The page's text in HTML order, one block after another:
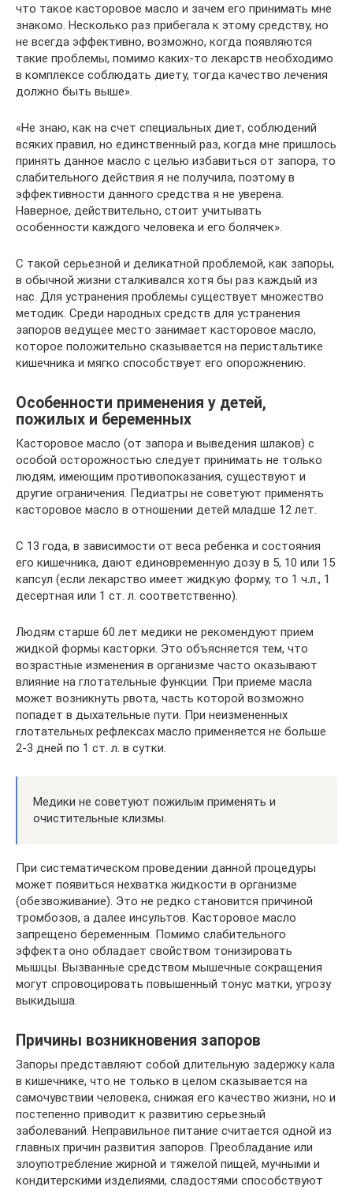
что такое касторовое масло и зачем его принимать мне
знакомо. Несколько раз прибегала к этому средству, но
не всегда эффективно, возможно, когда появляются
такие проблемы, помимо каких-то лекарств необходимо
в комплексе соблюдать диету, тогда качество лечения
должно быть выше».
«Не знаю, как на счет специальных диет, соблюдений
всяких правил, но единственный раз, когда мне пришлось
принять данное масло с целью избавиться от запора, то
слабительного действия я не получила, поэтому в
эффективности данного средства я не уверена.
Наверное, действительно, стоит учитывать
особенности каждого человека и его болячек».
С такой серьезной и деликатной проблемой, как запоры,
в обычной жизни сталкивался хотя бы раз каждый из
нас. Для устранения проблемы существует множество
методик. Среди народных средств для устранения
запоров ведущее место занимает касторовое масло,
которое положительно сказывается на перистальтике
кишечника и мягко способствует его опорожнению.
Особенности применения у детей,
пожилых и беременных
Касторовое масло (от запора и выведения шлаков) с
особой осторожностью следует принимать не только
людям, имеющим противопоказания, существуют и
другие ограничения. Педиатры не советуют применять
касторовое масло в отношении детей младше 12 лет.
С 13 года, в зависимости от веса ребенка и состояния
его кишечника, дают единовременную дозу в 5, 10 или 15
капсул (если лекарство имеет жидкую форму, то 1 ч.л., 1
десертная или 1 ст. л. соответственно).
Людям старше 60 лет медики не рекомендуют прием
жидкой формы касторки. Это объясняется тем, что
возрастные изменения в организме часто оказывают
влияние на глотательные функции. При приеме масла
может возникнуть рвота, часть которой возможно
попадет в дыхательные пути. При неизмененных
глотательных рефлексах масло применяется не больше
2-3 дней по 1 ст. л. в сутки.
Медики не советуют пожилым применять и
очистительные клизмы.
При систематическом проведении данной процедуры
может появиться нехватка жидкости в организме
(обезвоживание). Это не редко становится причиной
тромбозов, а далее инсультов. Касторовое масло
запрещено беременным. Помимо слабительного
эффекта оно обладает свойством тонизировать
мышцы. Вызванные средством мышечные сокращения
могут спровоцировать повышенный тонус матки, угрозу
выкидыша.
Причины возникновения запоров
Запоры представляют собой длительную задержку кала
в кишечнике, что не только в целом сказывается на
самочувствии человека, снижая его качество жизни, но и
постепенно приводит к развитию серьезный
заболеваний. Неправильное питание считается одной из
главных причин развития запоров. Преобладание или
злоупотребление жирной и тяжелой пищей, мучными и
кондитерскими изделиями, сладостями способствуют